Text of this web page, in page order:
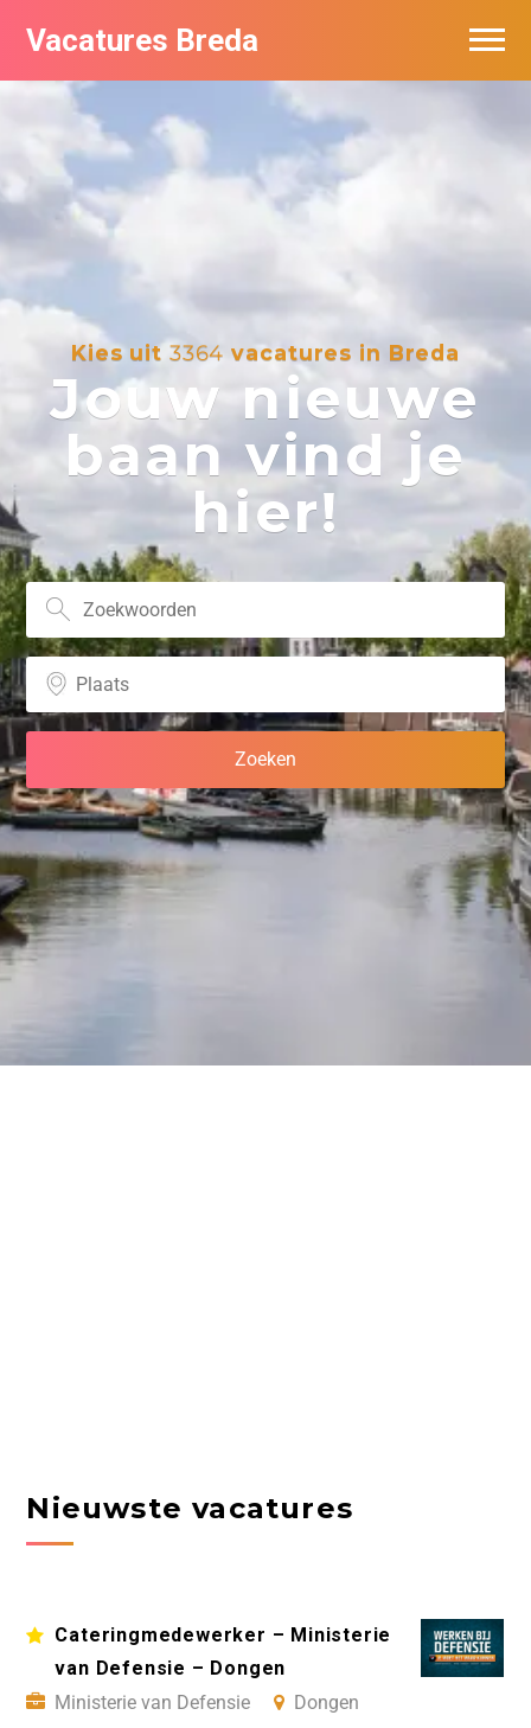
Vacatures Breda
Kies uit 3364 vacatures in Breda
Jouw nieuwe
baan vind je
hier!
Nieuwste vacatures
Cateringmedewerker – Ministerie
van Defensie – Dongen
Ministerie van Defensie
Dongen
Vacatures per bedrijf in Breda
De populairste vacatures in Breda
Nieuwsbrief feed